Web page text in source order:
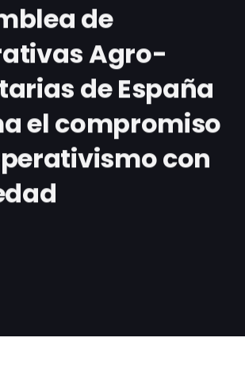
de
Agro-
de España
el compromiso
con